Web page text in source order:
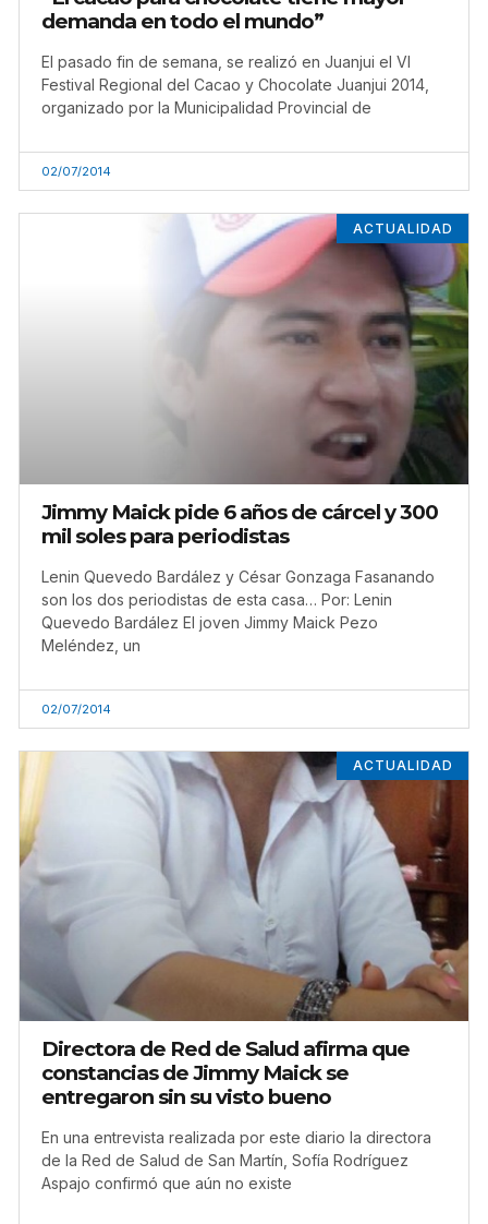
demanda en todo el mundo”
El pasado fin de semana, se realizó en Juanjui el VI
Festival Regional del Cacao y Chocolate Juanjui 2014,
organizado por la Municipalidad Provincial de
02/07/2014
ACTUALIDAD
Jimmy Maick pide 6 años de cárcel y 300
mil soles para periodistas
Lenin Quevedo Bardález y César Gonzaga Fasanando
son los dos periodistas de esta casa… Por: Lenin
Quevedo Bardález El joven Jimmy Maick Pezo
Meléndez, un
02/07/2014
ACTUALIDAD
Directora de Red de Salud afirma que
constancias de Jimmy Maick se
entregaron sin su visto bueno
En una entrevista realizada por este diario la directora
de la Red de Salud de San Martín, Sofía Rodríguez
Aspajo confirmó que aún no existe